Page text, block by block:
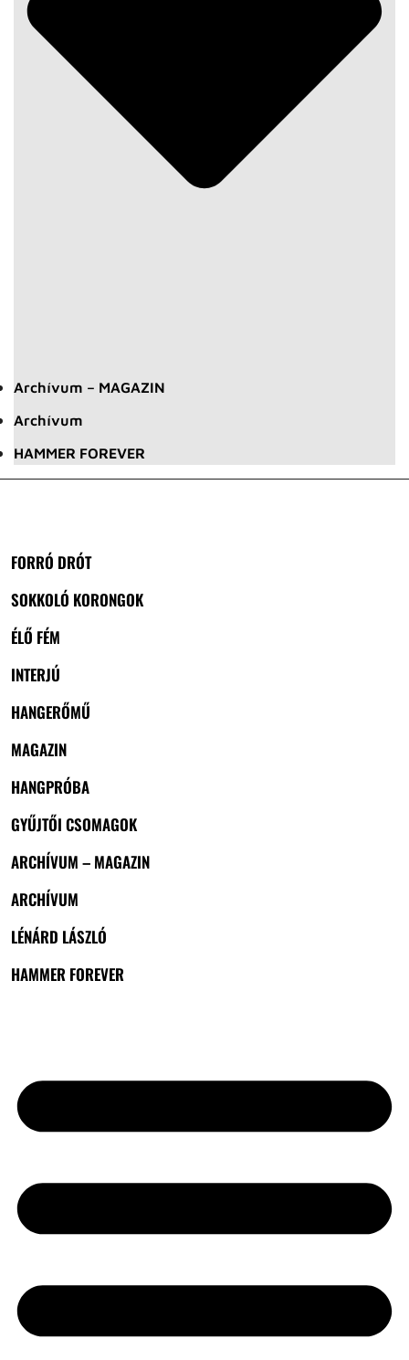
Archívum – MAGAZIN
Archívum
HAMMER FOREVER
FORRÓ DRÓT
SOKKOLÓ KORONGOK
ÉLŐ FÉM
INTERJÚ
HANGERŐMŰ
MAGAZIN
HANGPRÓBA
GYŰJTŐI CSOMAGOK
ARCHÍVUM – MAGAZIN
ARCHÍVUM
LÉNÁRD LÁSZLÓ
HAMMER FOREVER